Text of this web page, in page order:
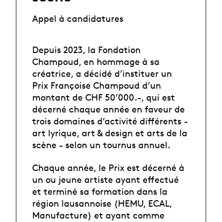
Appel à candidatures
Depuis 2023, la Fondation
Champoud, en hommage à sa
créatrice, a décidé d’instituer un
Prix Françoise Champoud d’un
montant de CHF 50’000.-, qui est
décerné chaque année en faveur de
trois domaines d’activité différents -
art lyrique, art & design et arts de la
scène - selon un tournus annuel.
Chaque année, le Prix est décerné à
un ou jeune artiste ayant effectué
et terminé sa formation dans la
région lausannoise (HEMU, ECAL,
Manufacture) et ayant comme